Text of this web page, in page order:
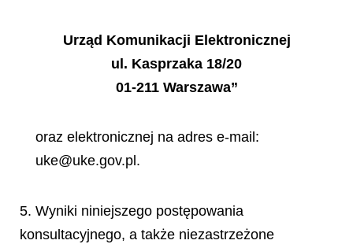
Urząd Komunikacji Elektronicznej
ul. Kasprzaka 18/20
01-211 Warszawa”
oraz elektronicznej na adres e-mail:
uke@uke.gov.pl.
5. Wyniki niniejszego postępowania
konsultacyjnego, a także niezastrzeżone